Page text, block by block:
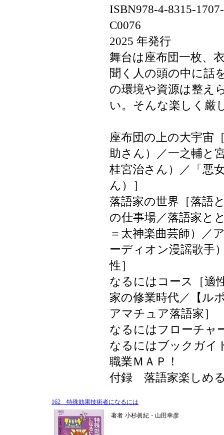
ISBN978-4-8315-
C0076
2025 年発行
舞台は座布団一枚、
聞く人の頭の中に話
の環境や資源は整え
い。そんな楽しく厳
座布団の上の大宇宙
助さん）／一之輔と
桂宮治さん）／「悪
ん）］
落語家の世界［落語
の仕事場／落語家と
＝太神楽曲芸師）／
ーディオン漫謡歌手
性］
なるにはコース［適
家の修業時代／【ル
アマチュア落語家］
なるにはフローチ
なるにはブックガイ
職業ＭＡＰ！
付録 落語家楽しめ
162 特殊効果技術者になるには
著者 小杉眞紀・山田幸彦